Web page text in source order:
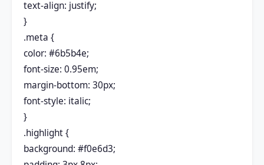
text-align: justify;
}
.meta {
color: #6b5b4e;
font-size: 0.95em;
margin-bottom: 30px;
font-style: italic;
}
.highlight {
background: #f0e6d3;